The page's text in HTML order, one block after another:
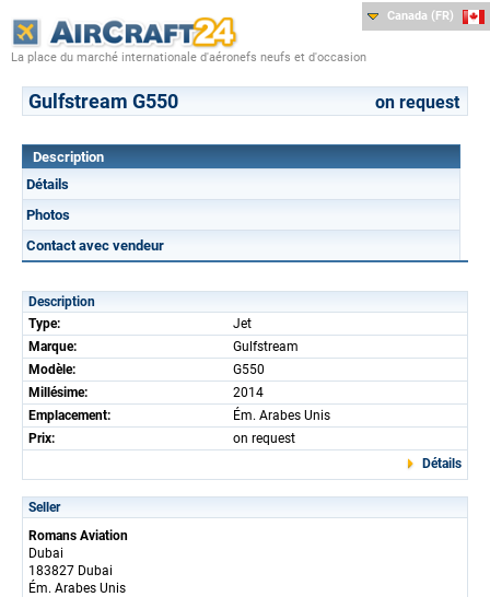
La place du marché internationale d'aéronefs neufs et d'occasion
Canada (FR)
Gulfstream G550 on request
Description
Détails
Photos
Contact avec vendeur
Description
Type:
Jet
Marque:
Gulfstream
Modèle:
G550
Millésime:
2014
Emplacement:
Ém. Arabes Unis
Prix:
on request
Détails
Seller
Romans Aviation
Dubai
183827 Dubai
Ém. Arabes Unis